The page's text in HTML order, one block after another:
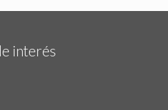
interés